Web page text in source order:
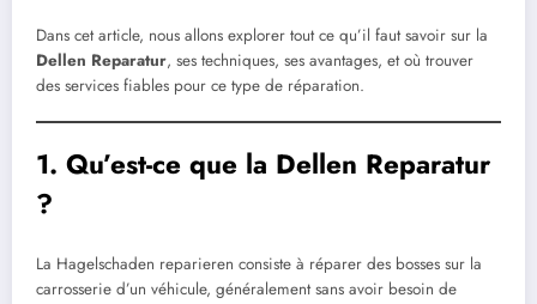
Dans cet article, nous allons explorer tout ce qu’il faut savoir sur la
Dellen Reparatur, ses techniques, ses avantages, et où trouver
des services fiables pour ce type de réparation.
1. Qu’est-ce que la Dellen Reparatur
?
La Hagelschaden reparieren consiste à réparer des bosses sur la
carrosserie d’un véhicule, généralement sans avoir besoin de